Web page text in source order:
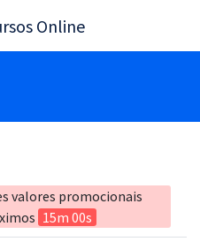
valores promocionais
15m 00s